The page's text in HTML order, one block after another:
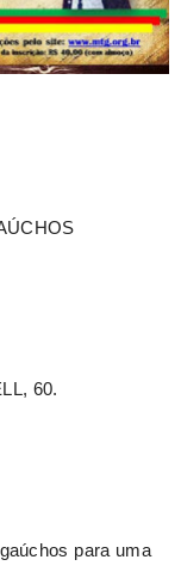
60.
para uma